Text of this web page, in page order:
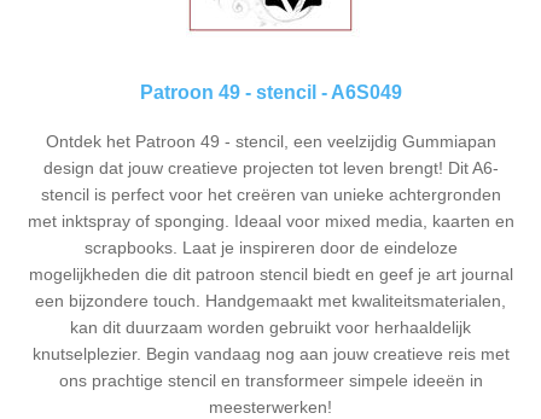
Patroon 49 - stencil - A6S049
Ontdek het Patroon 49 - stencil, een veelzijdig Gummiapan
design dat jouw creatieve projecten tot leven brengt! Dit A6-
stencil is perfect voor het creëren van unieke achtergronden
met inktspray of sponging. Ideaal voor mixed media, kaarten en
scrapbooks. Laat je inspireren door de eindeloze
mogelijkheden die dit patroon stencil biedt en geef je art journal
een bijzondere touch. Handgemaakt met kwaliteitsmaterialen,
kan dit duurzaam worden gebruikt voor herhaaldelijk
knutselplezier. Begin vandaag nog aan jouw creatieve reis met
ons prachtige stencil en transformeer simpele ideeën in
meesterwerken!